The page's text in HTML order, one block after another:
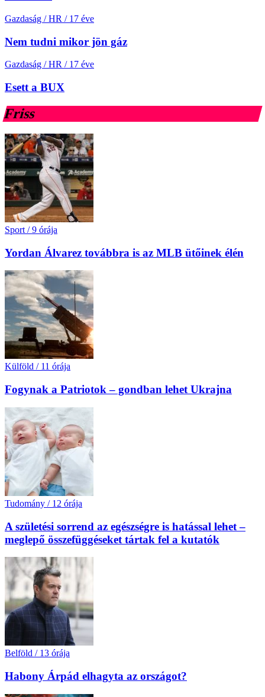
Gazdaság / HR / 17 éve
Nem tudni mikor jön gáz
Gazdaság / HR / 17 éve
Esett a BUX
Friss
Sport / 9 órája
Yordan Álvarez továbbra is az MLB ütőinek élén
Külföld / 11 órája
Fogynak a Patriotok – gondban lehet Ukrajna
Tudomány / 12 órája
A születési sorrend az egészségre is hatással lehet –
meglepő összefüggéseket tártak fel a kutatók
Belföld / 13 órája
Habony Árpád elhagyta az országot?